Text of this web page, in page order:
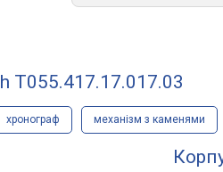
T055.417.17.017.03
хронограф механізм з каменями